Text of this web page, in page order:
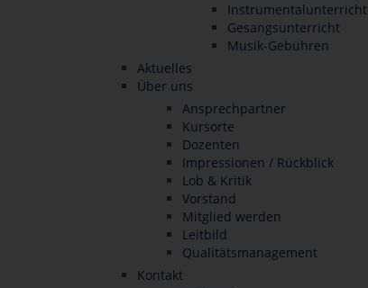
Instrumentalunterricht
Gesangsunterricht
Musik-Gebühren
Aktuelles
Über uns
Ansprechpartner
Kursorte
Dozenten
Impressionen / Rückblick
Lob & Kritik
Vorstand
Mitglied werden
Leitbild
Qualitätsmanagement
Kontakt